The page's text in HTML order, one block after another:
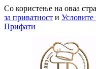
Со користење на оваа
за приватност и Условите
Прифати